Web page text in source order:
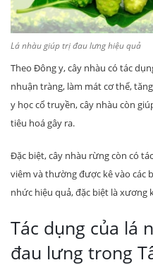
Lá nhàu giúp trị đau lưng hiệu quả
Theo Đông y, cây nhàu có tác
nhuận tràng, làm mát cơ thể,
y học cổ truyền, cây nhàu còn
tiêu hoá gây ra.
Đặc biệt, cây nhàu rừng còn có
viêm và thường được kê vào các
nhức hiệu quả, đặc biệt là xương
Tác dụng của lá
đau lưng trong